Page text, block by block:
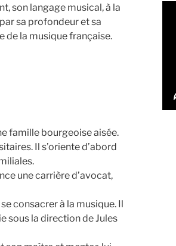
son langage musical, à la
sa profondeur et sa
de la musique française.
famille bourgeoise aisée.
Il s’oriente d’abord
une carrière d’avocat,
consacrer à la musique. Il
sous la direction de Jules